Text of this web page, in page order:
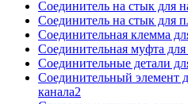
Соединитель на стык для
Соединитель на стык для
Соединительная клемма
Соединительная муфта
Соединительные детали
Соединительный элемент
канала2